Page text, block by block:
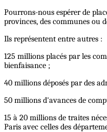
Pourrons-nous espérer de
provinces, des communes ou
Ils représentent entre autres :
125 millions placés par les
bienfaisance ;
40 millions déposés par des
50 millions d'avances de
15 à 20 millions de traites
Paris avec celles des